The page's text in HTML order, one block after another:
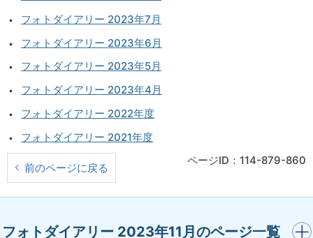
フォトダイアリー 2023年7月
フォトダイアリー 2023年6月
フォトダイアリー 2023年5月
フォトダイアリー 2023年4月
フォトダイアリー 2022年度
フォトダイアリー 2021年度
前のページに戻る
ページID：114-879-860
フォトダイアリー 2023年11月のページ一覧
開く